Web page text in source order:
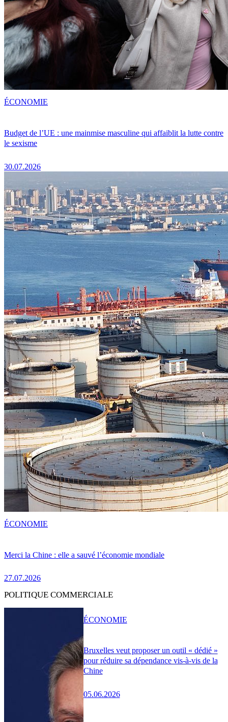
Budget de l’UE : une mainmise masculine qui affaiblit la lutte contre
le sexisme
30.07.2026
ÉCONOMIE
Merci la Chine : elle a sauvé l’économie mondiale
27.07.2026
ÉCONOMIE
POLITIQUE COMMERCIALE
Bruxelles veut proposer un outil « dédié »
pour réduire sa dépendance vis-à-vis de la
Chine
05.06.2026
ÉCONOMIE